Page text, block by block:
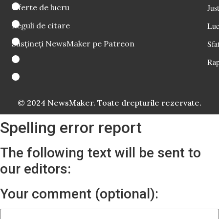
Oferte de lucru
Reguli de citare
Susțineți NewsMaker pe Patreon
© 2024 NewsMaker. Toate drepturile rezervate.
Spelling error report
The following text will be sent to
our editors:
Your comment (optional):